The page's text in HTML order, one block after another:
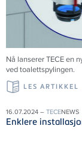
Nå lansererTECEen
ved toalettspylingen.
LES ARTIKKEL
16.07.2024 – TECENEWS
Enklere